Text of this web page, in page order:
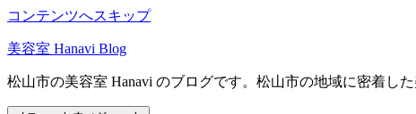
コンテンツへスキップ
美容室 Hanavi Blog
松山市の美容室 Hanavi のブログです。松山市の地域に密着し